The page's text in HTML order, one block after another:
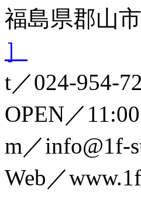
福島県郡山
］
t／024-954-
OPEN／
m／info@1f-
Web／